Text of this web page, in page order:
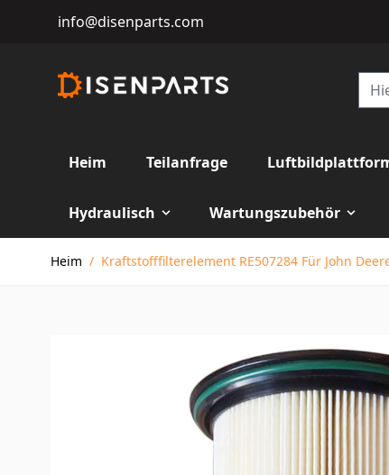
info@disenparts.com
Heim Teilanfrage
Hydraulisch Wartungszubehör
Heim / Kraftstofffilterelement RE507284 Für John